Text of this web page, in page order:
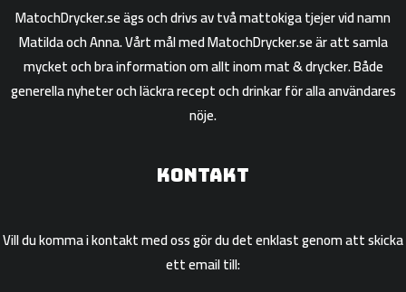
MatochDrycker.se ägs och drivs av två mattokiga tjejer vid namn
Matilda och Anna. Vårt mål med MatochDrycker.se är att samla
mycket och bra information om allt inom mat & drycker. Både
generella nyheter och läckra recept och drinkar för alla användares
nöje.
Kontakt
Vill du komma i kontakt med oss gör du det enklast genom att skicka
ett email till: